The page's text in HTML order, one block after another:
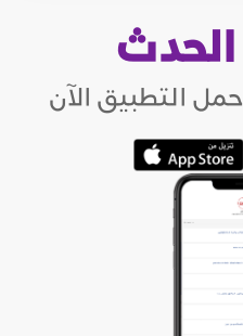
التطبيق الآن